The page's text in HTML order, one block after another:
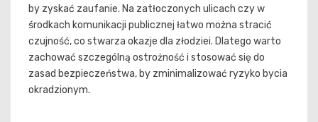
by zyskać zaufanie. Na zatłoczonych ulicach czy w
środkach komunikacji publicznej łatwo można stracić
czujność, co stwarza okazje dla złodziei. Dlatego warto
zachować szczególną ostrożność i stosować się do
zasad bezpieczeństwa, by zminimalizować ryzyko bycia
okradzionym.